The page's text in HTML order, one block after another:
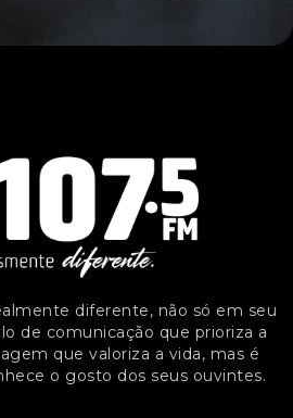
diferente, não só em seu
de comunicação que prioriza a
que valoriza a vida, mas é
o gosto dos seus ouvintes.